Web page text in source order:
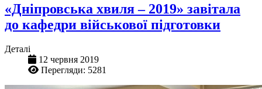
«Дніпровська хвиля – 2019» завітала
до кафедри військової підготовки
Деталі
12 червня 2019
Перегляди: 5281